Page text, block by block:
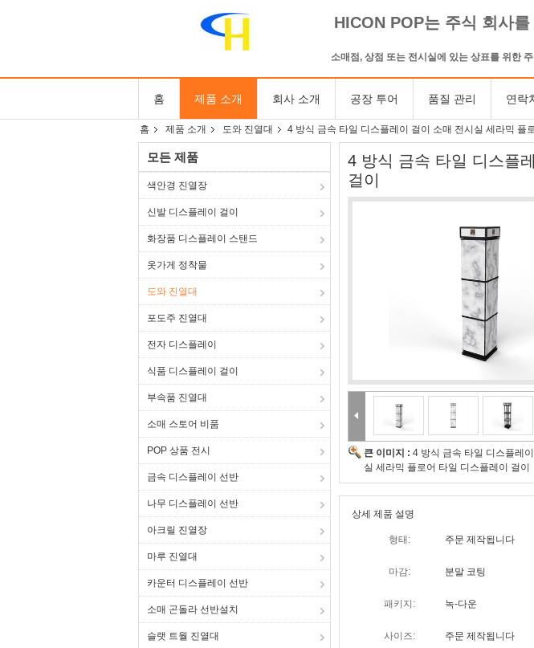
HICON POP는 주식 회사
소매점, 상점 또는 전시실에 있는 상표를 위한
홈 제품 소개 회사 소개 공장 투어 품질 관리 연락
홈 제품 소개 도와 진열대 4 방식 금속 타일 디스플레이 걸이 소매 전시실 세라믹 플
모든 제품
색안경 진열장
신발 디스플레이 걸이
화장품 디스플레이 스탠드
옷가게 정착물
도와 진열대
포도주 진열대
전자 디스플레이
식품 디스플레이 걸이
부속품 진열대
소매 스토어 비품
POP 상품 전시
금속 디스플레이 선반
나무 디스플레이 선반
아크릴 진열장
마루 진열대
카운터 디스플레이 선반
소매 곤돌라 선반설치
슬랫 트월 진열대
4 방식 금속 타일 디스플
걸이
큰 이미지 : 4 방식 금속 타일 디스플레
실 세라믹 플로어 타일 디스플레이 걸이
상세 제품 설명
형태: 주문 제작됩니다
마감: 분말 코팅
패키지: 녹-다운
사이즈: 주문 제작됩니다